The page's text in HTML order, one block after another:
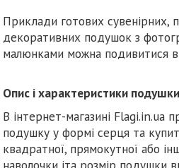
Приклади готових сувенірних,
декоративних подушок з
малюнками можна подивитися в
Опис і характеристики
В інтернет-магазині Flagi.in.ua
подушку у формі серця та
квадратної, прямокутної або